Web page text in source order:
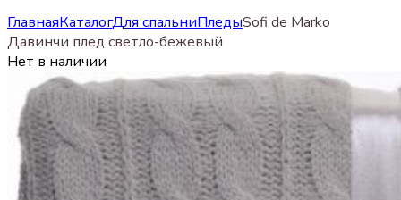
ГлавнаяКаталогДля спальниПледыSofi de Marko
Давинчи плед светло-бежевый
Нет в наличии